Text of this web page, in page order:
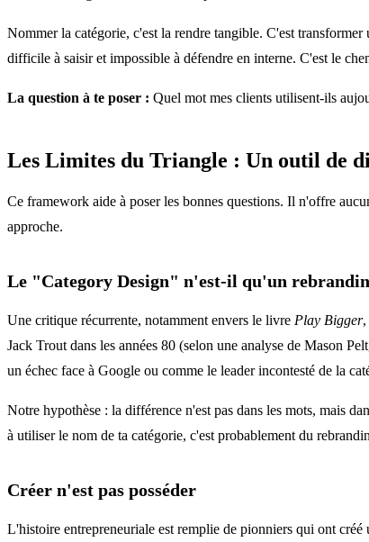
Nommer la catégorie, c'est la rendre tangible. C'est
difficile à saisir et impossible à défendre en interne. C'est le
La question à te poser : Quel mot mes clients utilisent-ils
Les Limites du Triangle : Un outil de
Ce framework aide à poser les bonnes questions. Il n'offre
approche.
Le "Category Design" n'est-il qu'un
Une critique récurrente, notamment envers le livre Play Bigger,
Jack Trout dans les années 80 (selon une analyse de Mason
un échec face à Google ou comme le leader incontesté de la
Notre hypothèse : la différence n'est pas dans les mots, mais
à utiliser le nom de ta catégorie, c'est probablement du
Créer n'est pas posséder
L'histoire entrepreneuriale est remplie de pionniers qui ont